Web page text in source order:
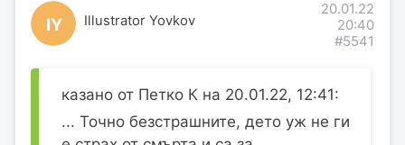
IY Illustrator Yovkov
20.01.22
20:40
#5541
казано от Петко К на 20.01.22, 12:41:
... Точно безстрашните, дето уж не ги